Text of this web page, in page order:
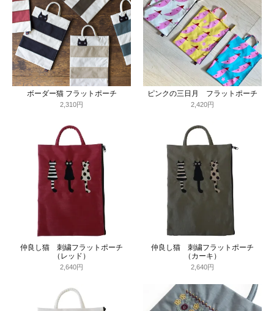
ボーダー猫 フラットポーチ
2,310円
ピンクの三日月 フラットポーチ
2,420円
仲良し猫 刺繍フラットポーチ
（レッド）
2,640円
仲良し猫 刺繍フラットポーチ
（カーキ）
2,640円